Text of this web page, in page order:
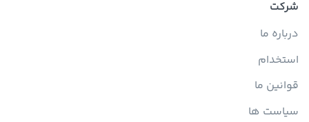
شرکت
درباره ما
استخدام
قوانین ما
سیاست ها